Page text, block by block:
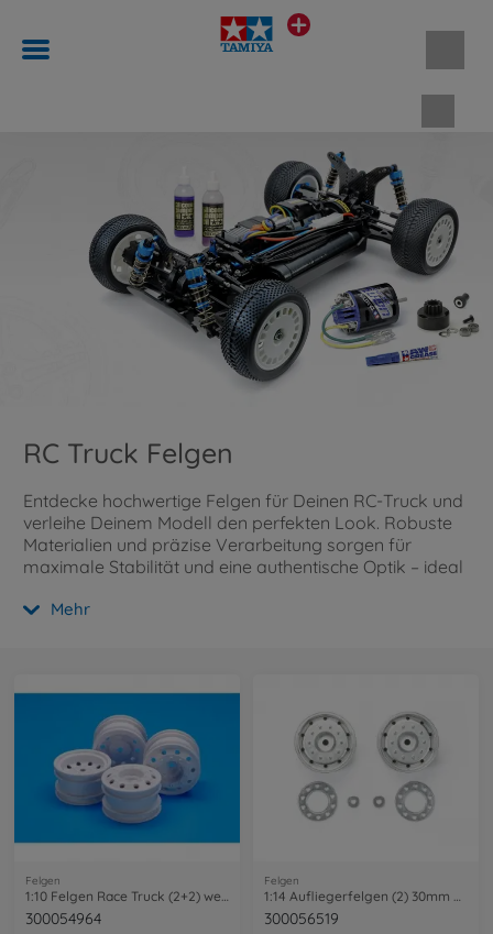
RC Truck Felgen
Entdecke hochwertige Felgen für Deinen RC-Truck und
verleihe Deinem Modell den perfekten Look. Robuste
Materialien und präzise Verarbeitung sorgen für
maximale Stabilität und eine authentische Optik – ideal
Mehr
Felgen
1:10 Felgen Race Truck (2+2) weiss
300054964
Felgen
1:14 Aufliegerfelgen (2) 30mm Chrom matt
300056519